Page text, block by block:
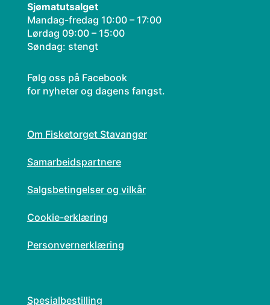
Sjømatutsalget
Mandag-fredag 10:00 – 17:00
Lørdag 09:00 – 15:00
Søndag: stengt
Følg oss på Facebook
for nyheter og dagens fangst.
Om Fisketorget Stavanger
Samarbeidspartnere
Salgsbetingelser og vilkår
Cookie-erklæring
Personvernerklæring
Spesialbestilling